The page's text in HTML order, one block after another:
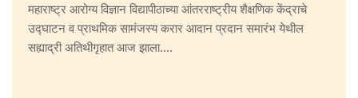
महाराष्ट्र आरोग्य विज्ञान विद्यापीठाच्या आंतरराष्ट्रीय शैक्षणिक केंद्राचे
उद्घाटन व प्राथमिक सामंजस्य करार आदान प्रदान समारंभ येथील
सह्याद्री अतिथीगृहात आज झाला....